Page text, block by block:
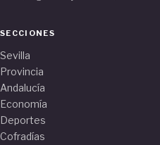
SECCIONES
Sevilla
Provincia
Andalucía
Economía
Deportes
Cofradías